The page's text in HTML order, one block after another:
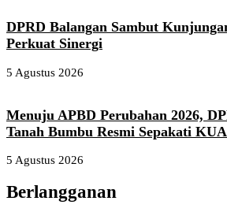
DPRD Balangan Sambut
Perkuat Sinergi
5 Agustus 2026
Menuju APBD Perubahan 2026,
Tanah Bumbu Resmi Sepakati
5 Agustus 2026
Berlangganan